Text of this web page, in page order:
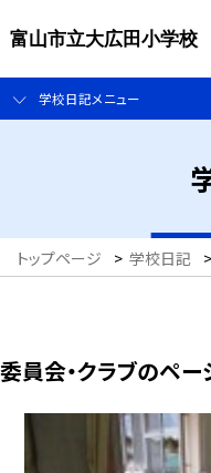
富山市立大広田小学校
学校日記メニュー
トップページ > 学校日記 >
委員会・クラブのペー